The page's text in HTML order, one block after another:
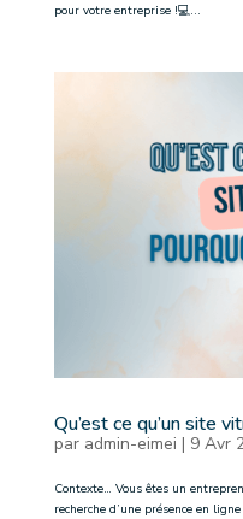
pour votre entreprise !💻...
Qu’est ce qu’un site
par admin-eimei | 9 Avr
Contexte… Vous êtes un
recherche d’une présence en